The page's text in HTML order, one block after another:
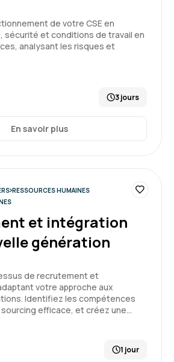
très intéressante ! Je repars
et j'ai élargi mes
Le 26/11/2025
de loi. Peu appliqué en terme
pour faire face a des
déraper.
et prévenir les risques
Le 24/11/2025
de votre CSE en
sécurité et conditions de travail en
analysant les risques et
3 jours
En savoir plus
RESSOURCES HUMAINES
et intégration
génération
de recrutement et
votre approche aux
Identifiez les compétences
efficace, et créez une…
1 jour